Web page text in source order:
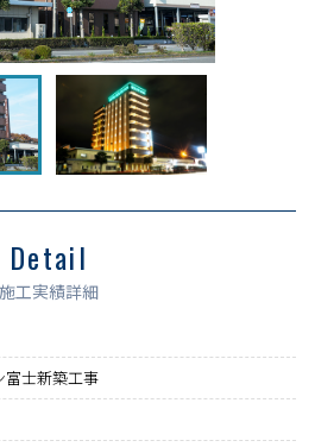
Detail
施工実績詳細
富士新築工事